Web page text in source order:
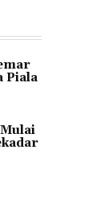
Piala